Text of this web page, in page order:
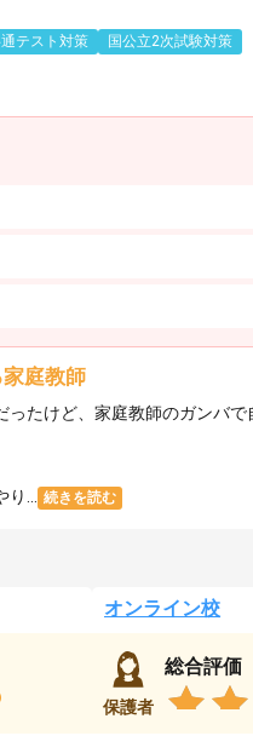
テスト対策
国公立2次試験対策
庭教師
たけど、家庭教師のガンバ
... 続きを読む
オンライン校
保護者
総合評価